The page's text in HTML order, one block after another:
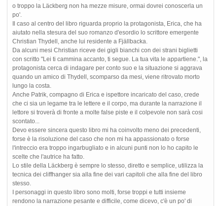
o troppo la Läckberg non ha mezze misure, ormai dovrei conoscerla un
po'.
Il caso al centro del libro riguarda proprio la protagonista, Erica, che ha
aiutato nella stesura del suo romanzo d'esordio lo scrittore emergente
Christian Thydell, anche lui residente a Fjällbacka.
Da alcuni mesi Christian riceve dei gigli bianchi con dei strani biglietti
con scritto "Lei ti cammina accanto, ti segue. La tua vita le appartiene.", la
protagonista cerca di indagare per conto suo e la situazione si aggrava
quando un amico di Thydell, scomparso da mesi, viene ritrovato morto
lungo la costa.
Anche Patrik, compagno di Erica e ispettore incaricato del caso, crede
che ci sia un legame tra le lettere e il corpo, ma durante la narrazione il
lettore si troverà di fronte a molte false piste e il colpevole non sarà cosi
scontato...
Devo essere sincera questo libro mi ha coinvolto meno dei precedenti,
forse è la risoluzione del caso che non mi ha appassionato o forse
l'intreccio era troppo ingarbugliato e in alcuni punti non lo ho capito le
scelte che l'autrice ha fatto.
Lo stile della Läckberg è sempre lo stesso, diretto e semplice, utilizza la
tecnica dei cliffhanger sia alla fine dei vari capitoli che alla fine del libro
stesso.
I personaggi in questo libro sono molti, forse troppi e tutti insieme
rendono la narrazione pesante e difficile, come dicevo, c'è un po' di